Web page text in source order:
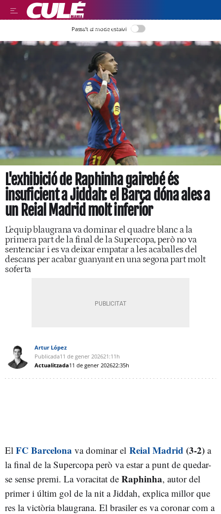
LLEGIR EN CATALÀ
Passa’t al mode estalvi
L'exhibició de Raphinha gairebé és
insuficient a Jiddah: el Barça dóna ales a
un Reial Madrid molt inferior
L'equip blaugrana va dominar el quadre blanc a la
primera part de la final de la Supercopa, però no va
sentenciar i es va deixar empatar a les acaballes del
descans per acabar guanyant en una segona part molt
soferta
Artur López
Publicada11 de gener 202621:11h
Actualitzada11 de gener 202622:35h
El FC Barcelona va dominar el Reial Madrid (3-2) a
la final de la Supercopa però va estar a punt de quedar-
se sense premi. La voracitat de Raphinha, autor del
primer i últim gol de la nit a Jiddah, explica millor que
res la victòria blaugrana. El brasiler es va coronar com a